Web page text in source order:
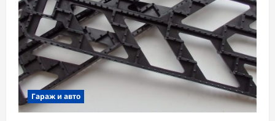
Гараж и авто